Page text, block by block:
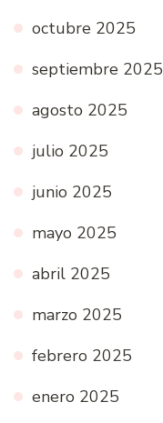
octubre 2025
septiembre 2025
agosto 2025
julio 2025
junio 2025
mayo 2025
abril 2025
marzo 2025
febrero 2025
enero 2025